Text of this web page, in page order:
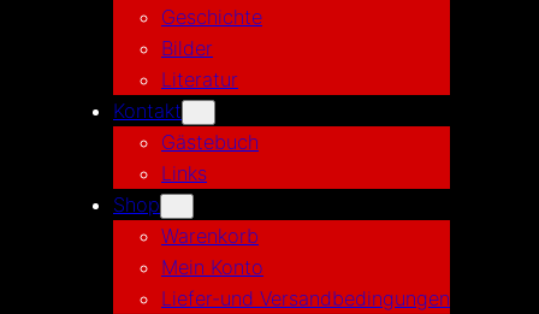
Geschichte
Bilder
Literatur
Kontakt
Gästebuch
Links
Shop
Warenkorb
Mein Konto
Liefer-und Versandbedingungen